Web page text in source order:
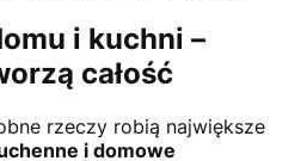
i kuchni –
całość
rzeczy robią największe
i domowe